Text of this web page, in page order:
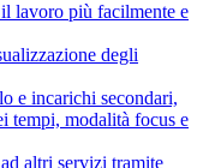
lavoro più facilmente e
degli
e incarichi secondari,
tempi, modalità focus e
altri servizi tramite